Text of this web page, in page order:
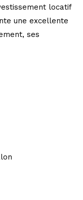
locatif
une excellente
ses